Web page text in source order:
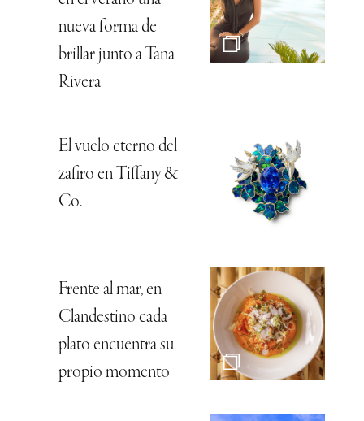
nueva forma de
brillar junto a Tana
Rivera
El vuelo eterno del
zafiro en Tiffany &
Co.
Frente al mar, en
Clandestino cada
plato encuentra su
propio momento